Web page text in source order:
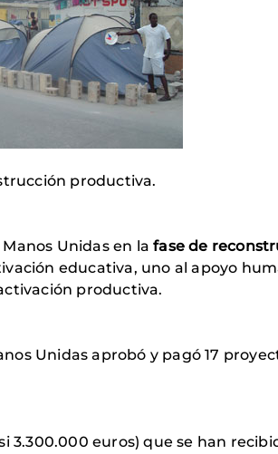
productiva.
Unidas en lafase de
educativa, uno al apoyo
productiva.
Unidas aprobó y pagó 17
3.300.000 euros) que se han